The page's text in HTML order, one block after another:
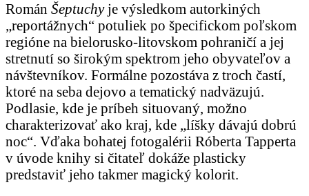
Román Šeptuchyje výsledkom autorkiných
„reportážnych“ potuliek po špecifickom poľskom
regióne na bielorusko-litovskom pohraničí a jej
stretnutí so širokým spektrom jeho obyvateľov a
návštevníkov. Formálne pozostáva z troch častí,
ktoré na seba dejovo a tematický nadväzujú.
Podlasie, kde je príbeh situovaný, možno
charakterizovať ako kraj, kde „líšky dávajú dobrú
noc“. Vďaka bohatej fotogalérii Róberta Tapperta
v úvode knihy si čitateľ dokáže plasticky
predstaviť jeho takmer magický kolorit.